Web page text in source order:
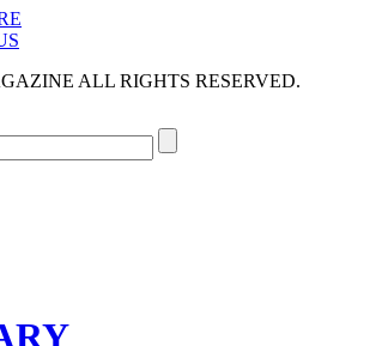
ALL RIGHTS RESERVED.